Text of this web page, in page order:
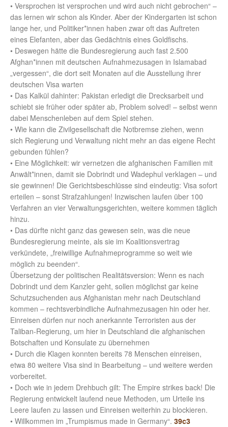
• Versprochen ist versprochen und wird auch nicht gebrochen“ –
das lernen wir schon als Kinder. Aber der Kindergarten ist schon
lange her, und Politiker*innen haben zwar oft das Auftreten
eines Elefanten, aber das Gedächtnis eines Goldfischs.
• Deswegen hätte die Bundesregierung auch fast 2.500
Afghan*innen mit deutschen Aufnahmezusagen in Islamabad
„vergessen“, die dort seit Monaten auf die Ausstellung ihrer
deutschen Visa warten
• Das Kalkül dahinter: Pakistan erledigt die Drecksarbeit und
schiebt sie früher oder später ab, Problem solved! – selbst wenn
dabei Menschenleben auf dem Spiel stehen.
• Wie kann die Zivilgesellschaft die Notbremse ziehen, wenn
sich Regierung und Verwaltung nicht mehr an das eigene Recht
gebunden fühlen?
• Eine Möglichkeit: wir vernetzen die afghanischen Familien mit
Anwält*innen, damit sie Dobrindt und Wadephul verklagen – und
sie gewinnen! Die Gerichtsbeschlüsse sind eindeutig: Visa sofort
erteilen – sonst Strafzahlungen! Inzwischen laufen über 100
Verfahren an vier Verwaltungsgerichten, weitere kommen täglich
hinzu.
• Das dürfte nicht ganz das gewesen sein, was die neue
Bundesregierung meinte, als sie im Koalitionsvertrag
verkündete, „freiwillige Aufnahmeprogramme so weit wie
möglich zu beenden“.
Übersetzung der politischen Realitätsversion: Wenn es nach
Dobrindt und dem Kanzler geht, sollen möglichst gar keine
Schutzsuchenden aus Afghanistan mehr nach Deutschland
kommen – rechtsverbindliche Aufnahmezusagen hin oder her.
Einreisen dürfen nur noch anerkannte Terroristen aus der
Taliban-Regierung, um hier in Deutschland die afghanischen
Botschaften und Konsulate zu übernehmen
• Durch die Klagen konnten bereits 78 Menschen einreisen,
etwa 80 weitere Visa sind in Bearbeitung – und weitere werden
vorbereitet.
• Doch wie in jedem Drehbuch gilt: The Empire strikes back! Die
Regierung entwickelt laufend neue Methoden, um Urteile ins
Leere laufen zu lassen und Einreisen weiterhin zu blockieren.
• Willkommen im „Trumpismus made in Germany“. 39c3